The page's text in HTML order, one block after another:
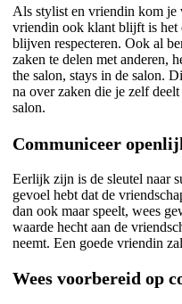
Als stylist en vriendin kom je
vriendin ook klant blijft is het
blijven respecteren. Ook al
zaken te delen met anderen,
the salon, stays in de salon.
na over zaken die je zelf
salon.
Communiceer
Eerlijk zijn is de sleutel naar
gevoel hebt dat de
dan ook maar speelt, wees
waarde hecht aan de
neemt. Een goede vriendin
Wees voorbereid op